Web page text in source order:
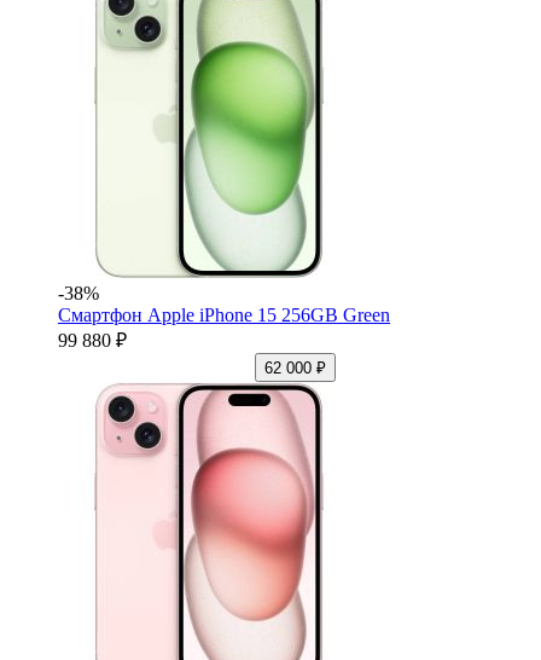
-38%
Смартфон Apple iPhone 15 256GB Green
99 880 ₽
62 000 ₽